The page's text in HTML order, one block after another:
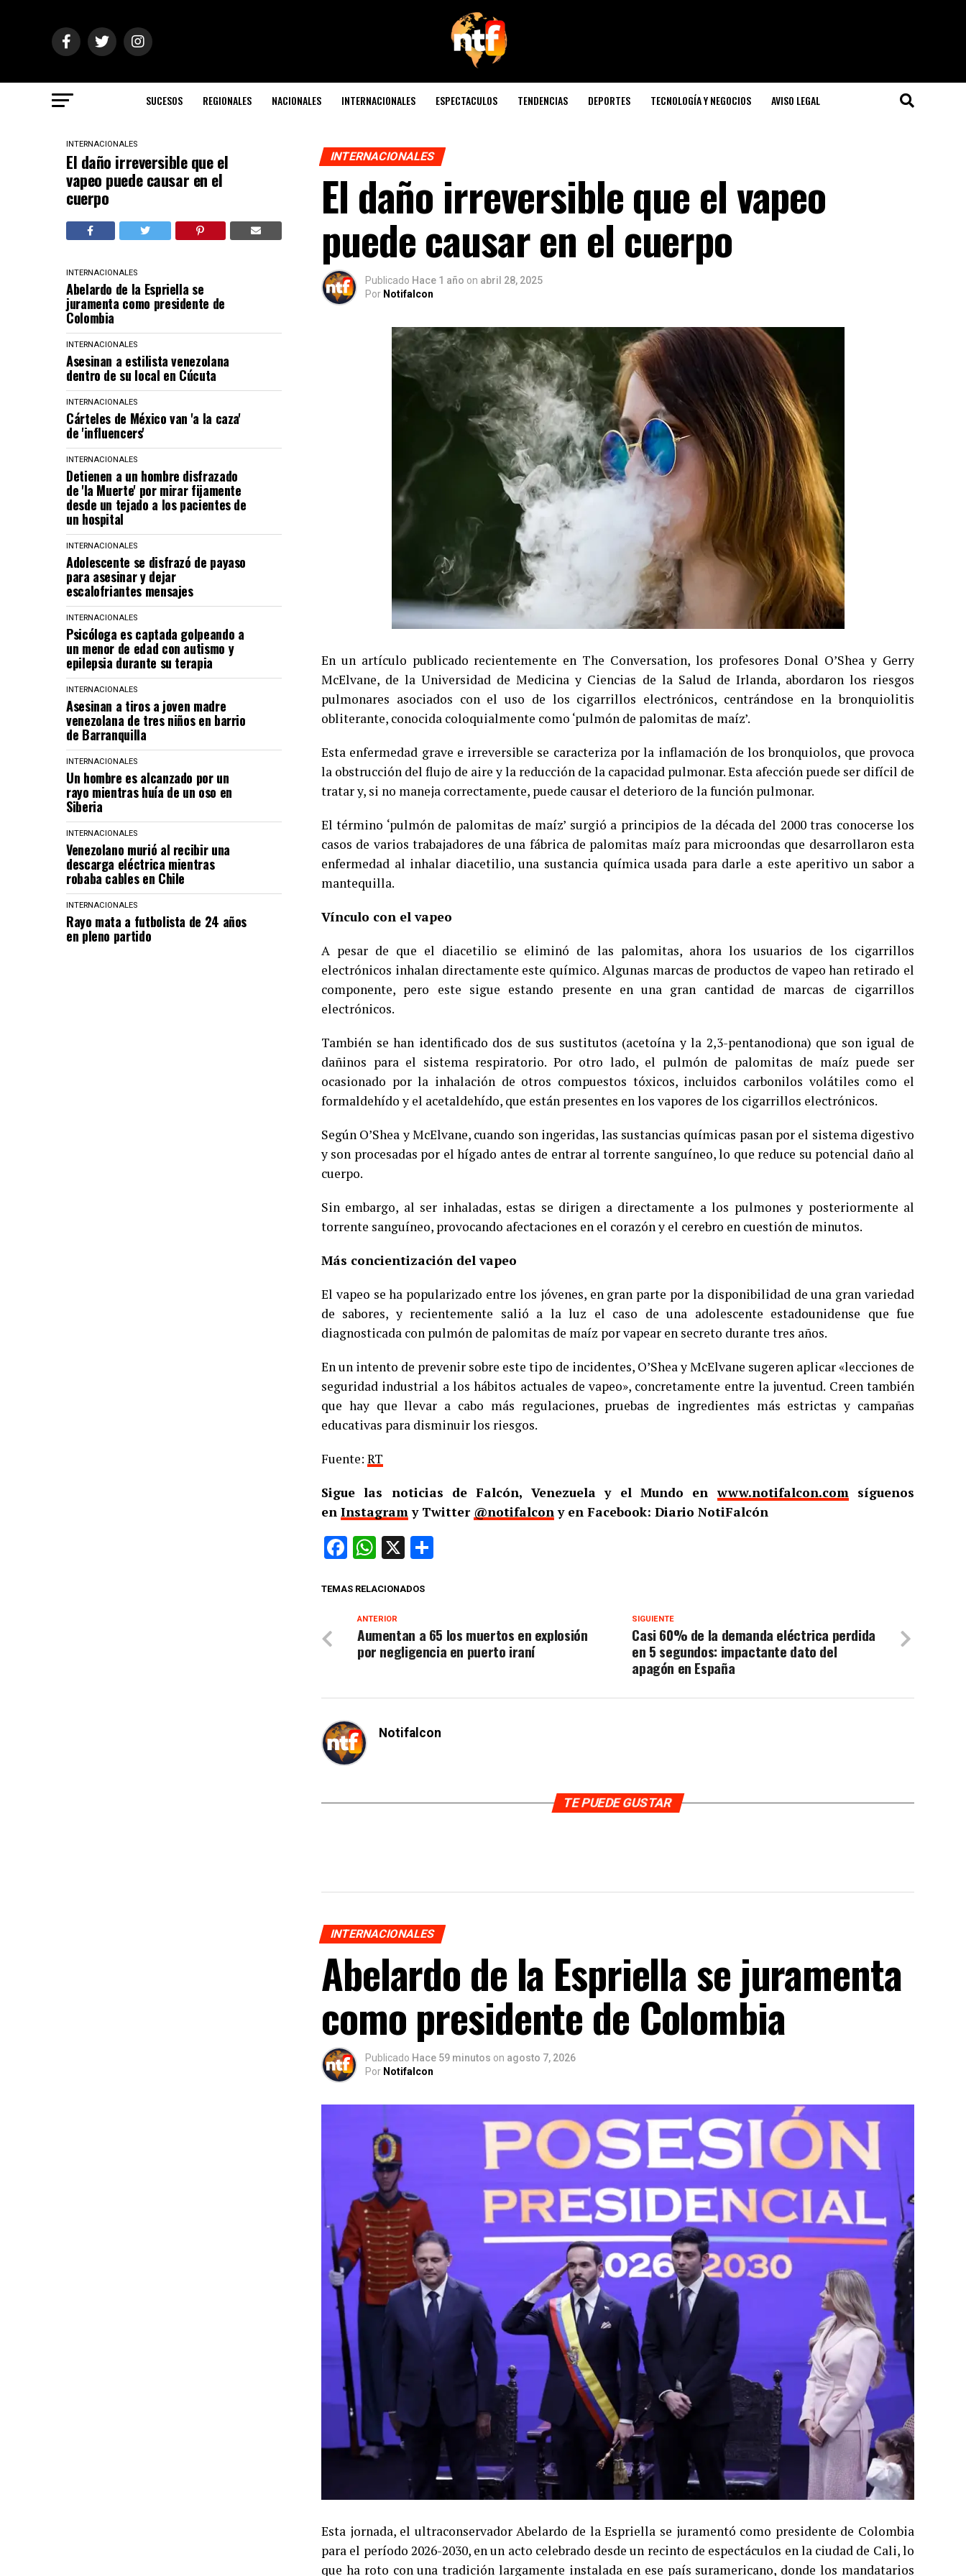
SUCESOS REGIONALES NACIONALES INTERNACIONALES ESPECTACULOS TENDENCIAS DEPORTES TECNOLOGÍA Y NEGOCIOS AVISO LEGAL
INTERNACIONALES
El daño irreversible que el
vapeo puede causar en el
cuerpo
INTERNACIONALES
Abelardo de la Espriella se
juramenta como presidente de
Colombia
INTERNACIONALES
Asesinan a estilista venezolana
dentro de su local en Cúcuta
INTERNACIONALES
Cárteles de México van 'a la caza'
de 'influencers'
INTERNACIONALES
Detienen a un hombre disfrazado
de 'la Muerte' por mirar fijamente
desde un tejado a los pacientes de
un hospital
INTERNACIONALES
Adolescente se disfrazó de payaso
para asesinar y dejar
escalofriantes mensajes
INTERNACIONALES
Psicóloga es captada golpeando a
un menor de edad con autismo y
epilepsia durante su terapia
INTERNACIONALES
Asesinan a tiros a joven madre
venezolana de tres niños en barrio
de Barranquilla
INTERNACIONALES
Un hombre es alcanzado por un
rayo mientras huía de un oso en
Siberia
INTERNACIONALES
Venezolano murió al recibir una
descarga eléctrica mientras
robaba cables en Chile
INTERNACIONALES
Rayo mata a futbolista de 24 años
en pleno partido
INTERNACIONALES
El daño irreversible que el vapeo
puede causar en el cuerpo
Publicado Hace 1 año on abril 28, 2025
Por Notifalcon
En un artículo publicado recientemente en The Conversation, los profesores Donal O’Shea y Gerry
McElvane, de la Universidad de Medicina y Ciencias de la Salud de Irlanda, abordaron los riesgos
pulmonares asociados con el uso de los cigarrillos electrónicos, centrándose en la bronquiolitis
obliterante, conocida coloquialmente como ‘pulmón de palomitas de maíz’.
Esta enfermedad grave e irreversible se caracteriza por la inflamación de los bronquiolos, que provoca
la obstrucción del flujo de aire y la reducción de la capacidad pulmonar. Esta afección puede ser difícil de
tratar y, si no maneja correctamente, puede causar el deterioro de la función pulmonar.
El término ‘pulmón de palomitas de maíz’ surgió a principios de la década del 2000 tras conocerse los
casos de varios trabajadores de una fábrica de palomitas maíz para microondas que desarrollaron esta
enfermedad al inhalar diacetilio, una sustancia química usada para darle a este aperitivo un sabor a
mantequilla.
Vínculo con el vapeo
A pesar de que el diacetilio se eliminó de las palomitas, ahora los usuarios de los cigarrillos
electrónicos inhalan directamente este químico. Algunas marcas de productos de vapeo han retirado el
componente, pero este sigue estando presente en una gran cantidad de marcas de cigarrillos
electrónicos.
También se han identificado dos de sus sustitutos (acetoína y la 2,3-pentanodiona) que son igual de
dañinos para el sistema respiratorio. Por otro lado, el pulmón de palomitas de maíz puede ser
ocasionado por la inhalación de otros compuestos tóxicos, incluidos carbonilos volátiles como el
formaldehído y el acetaldehído, que están presentes en los vapores de los cigarrillos electrónicos.
Según O’Shea y McElvane, cuando son ingeridas, las sustancias químicas pasan por el sistema digestivo
y son procesadas por el hígado antes de entrar al torrente sanguíneo, lo que reduce su potencial daño al
cuerpo.
Sin embargo, al ser inhaladas, estas se dirigen a directamente a los pulmones y posteriormente al
torrente sanguíneo, provocando afectaciones en el corazón y el cerebro en cuestión de minutos.
Más concientización del vapeo
El vapeo se ha popularizado entre los jóvenes, en gran parte por la disponibilidad de una gran variedad
de sabores, y recientemente salió a la luz el caso de una adolescente estadounidense que fue
diagnosticada con pulmón de palomitas de maíz por vapear en secreto durante tres años.
En un intento de prevenir sobre este tipo de incidentes, O’Shea y McElvane sugeren aplicar «lecciones de
seguridad industrial a los hábitos actuales de vapeo», concretamente entre la juventud. Creen también
que hay que llevar a cabo más regulaciones, pruebas de ingredientes más estrictas y campañas
educativas para disminuir los riesgos.
Fuente: RT
Sigue las noticias de Falcón, Venezuela y el Mundo enwww.notifalcon.comsíguenos
en Instagramy Twitter @notifalcony en Facebook: Diario NotiFalcón
Facebook
WhatsApp
X
TEMAS RELACIONADOS
SIGUIENTE
Casi 60% de la demanda eléctrica perdida
en 5 segundos: impactante dato del
apagón en España
ANTERIOR
Aumentan a 65 los muertos en explosión
por negligencia en puerto iraní
Notifalcon
TE PUEDE GUSTAR
INTERNACIONALES
Abelardo de la Espriella se juramenta
como presidente de Colombia
Publicado Hace 59 minutos on agosto 7, 2026
Por Notifalcon
Esta jornada, el ultraconservador Abelardo de la Espriella se juramentó como presidente de Colombia
para el período 2026-2030, en un acto celebrado desde un recinto de espectáculos en la ciudad de Cali, lo
que ha roto con una tradición largamente instalada en ese país suramericano, donde los mandatarios